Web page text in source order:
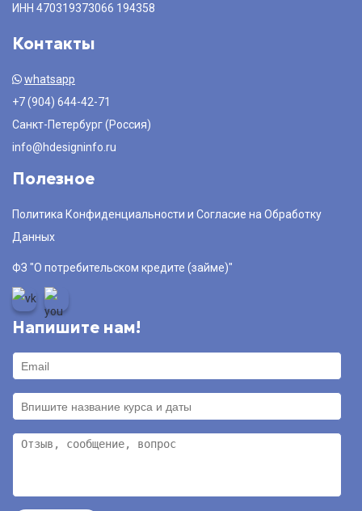
ИНН 470319373066 194358
Контакты
whatsapp
+7 (904) 644-42-71
Санкт-Петербург (Россия)
info@hdesigninfo.ru
Полезное
Политика Конфиденциальности и Согласие на Обработку
Данных
ФЗ "О потребительском кредите (займе)"
Напишите нам!